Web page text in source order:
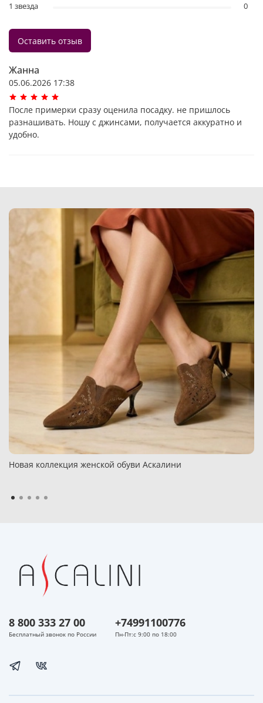
Жанна
05.06.2026 17:38
После примерки сразу оценила посадку. не пришлось
разнашивать. Ношу с джинсами, получается аккуратно и
удобно.
1 звезда
0
Оставить отзыв
Новая коллекция женской обуви Аскалини
8 800 333 27 00
Бесплатный звонок по России
+74991100776
Пн-Пт:с 9:00 по 18:00